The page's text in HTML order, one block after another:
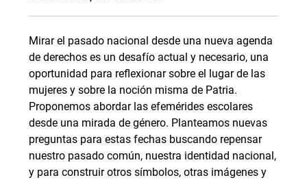
Mirar el pasado nacional desde una nueva agenda
de derechos es un desafío actual y necesario, una
oportunidad para reflexionar sobre el lugar de las
mujeres y sobre la noción misma de Patria.
Proponemos abordar las efemérides escolares
desde una mirada de género. Planteamos nuevas
preguntas para estas fechas buscando repensar
nuestro pasado común, nuestra identidad nacional,
y para construir otros símbolos, otras imágenes y